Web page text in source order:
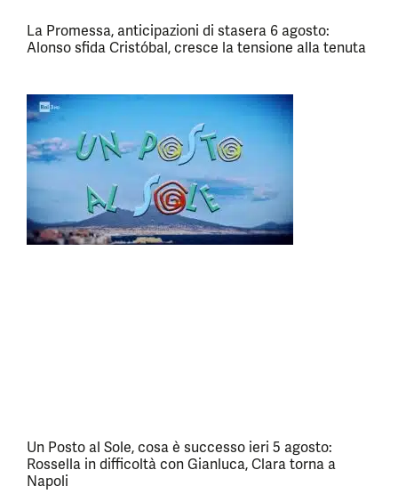
La Promessa, anticipazioni di stasera 6 agosto:
Alonso sfida Cristóbal, cresce la tensione alla tenuta
Un Posto al Sole, cosa è successo ieri 5 agosto:
Rossella in difficoltà con Gianluca, Clara torna a
Napoli